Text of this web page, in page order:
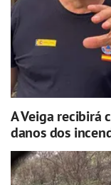
A Veiga recibirá
danos dos